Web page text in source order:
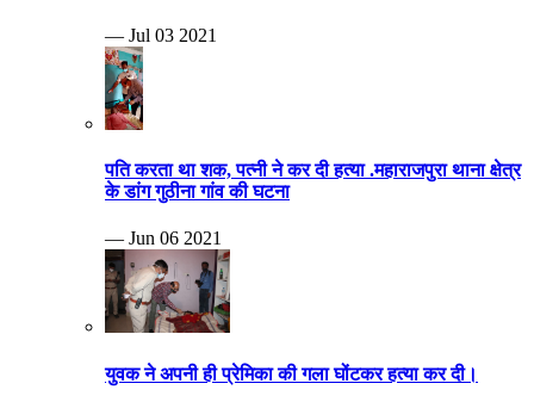
— Jul 03 2021
पति करता था शक, पत्नी ने कर दी हत्या .महाराजपुरा थाना क्षेत्र
के डांग गुठीना गांव की घटना
— Jun 06 2021
युवक ने अपनी ही प्रेमिका की गला घोंटकर हत्या कर दी।